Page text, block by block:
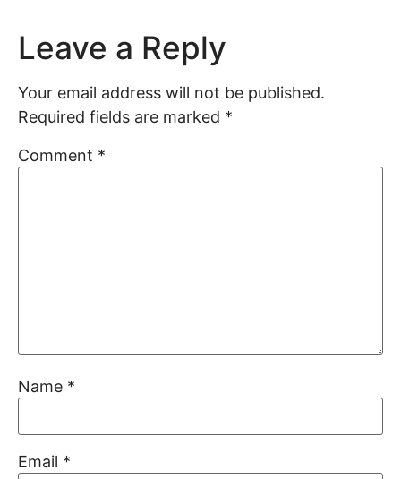
Leave a Reply
Your email address will not be published.
Required fields are marked *
Comment *
Name *
Email *